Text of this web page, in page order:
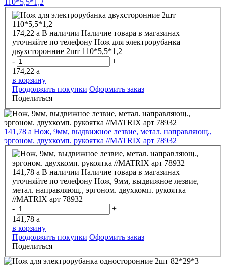
110*5,5*1,2
174,22 a В наличии Наличие товара в магазинах
уточняйте по телефону Нож для электрорубанка
двухсторонние 2шт 110*5,5*1,2
-
+
174,22 a
в корзину
Продолжить покупки Оформить заказ
Поделиться
141,78 a Нож, 9мм, выдвижное лезвие, метал. направляющ.,
эргоном. двухкомп. рукоятка //MATRIX арт 78932
141,78 a В наличии Наличие товара в магазинах
уточняйте по телефону Нож, 9мм, выдвижное лезвие,
метал. направляющ., эргоном. двухкомп. рукоятка
//MATRIX арт 78932
-
+
141,78 a
в корзину
Продолжить покупки Оформить заказ
Поделиться